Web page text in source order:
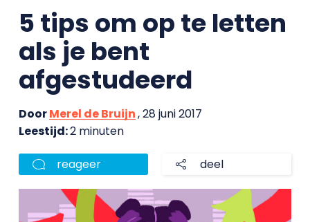
5 tips om op te letten
als je bent
afgestudeerd
DoorMerel de Bruijn, 28 juni 2017
Leestijd:2 minuten
reageer deel